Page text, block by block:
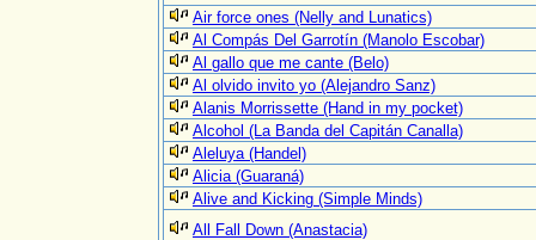
Air force ones (Nelly and Lunatics)
Al Compás Del Garrotín (Manolo Escobar)
Al gallo que me cante (Belo)
Al olvido invito yo (Alejandro Sanz)
Alanis Morrissette (Hand in my pocket)
Alcohol (La Banda del Capitán Canalla)
Aleluya (Handel)
Alicia (Guaraná)
Alive and Kicking (Simple Minds)
All Fall Down (Anastacia)